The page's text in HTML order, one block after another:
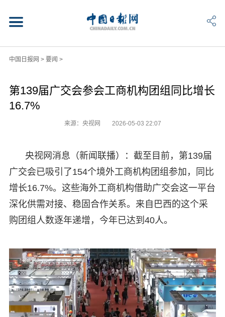
中国日报网 > 要闻 >
第139届广交会参会工商机构团组同比增长
16.7%
来源：央视网 2026-05-03 22:07
央视网消息（新闻联播）：截至目前，第139届
广交会已吸引了154个境外工商机构团组参加，同比
增长16.7%。这些海外工商机构借助广交会这一平台
深化供需对接、稳固合作关系。来自巴西的这个采
购团组人数逐年递增，今年已达到40人。